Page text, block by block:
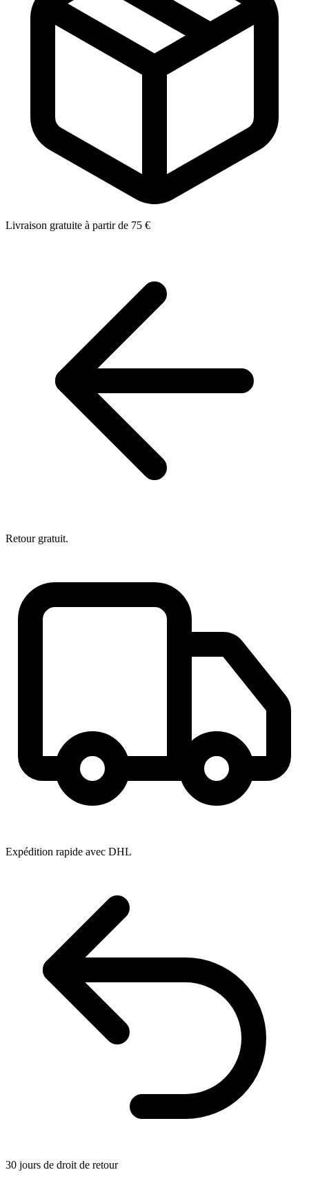
Livraison gratuite à partir de 75 €
Retour gratuit.
Expédition rapide avec DHL
30 jours de droit de retour